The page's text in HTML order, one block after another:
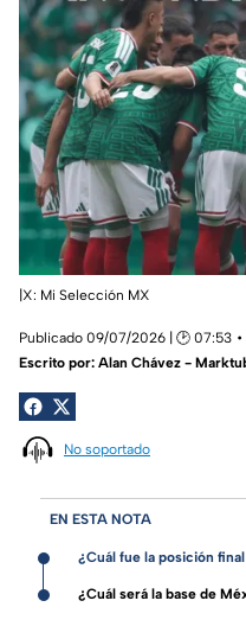
|X: Mi Selección MX
Publicado 09/07/2026 | 🕑 07:53
Escrito por: Alan Chávez -
No soportado
EN ESTA NOTA
¿Cuál fue la posición
¿Cuál será la base de